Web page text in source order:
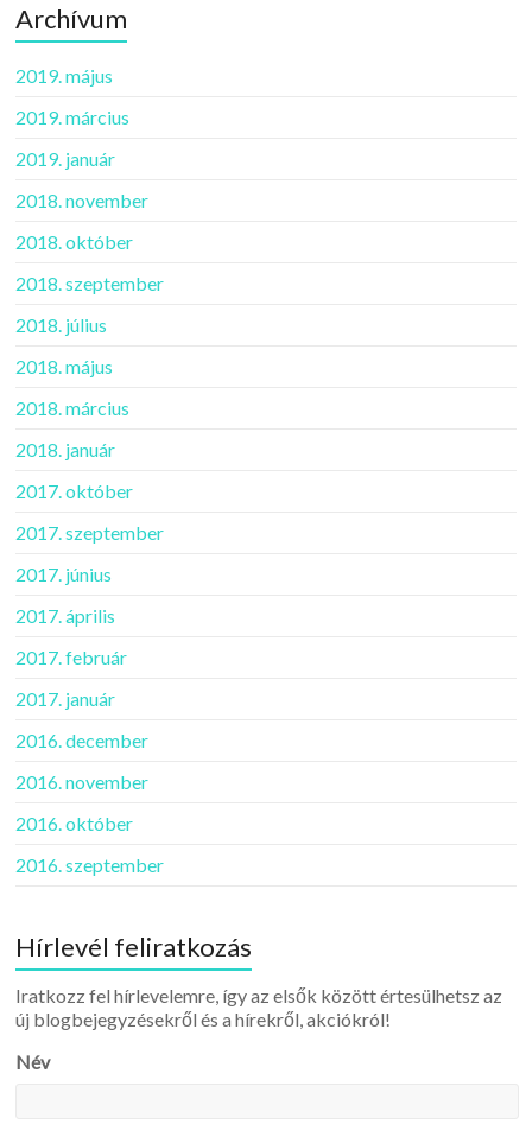
Archívum
2019. május
2019. március
2019. január
2018. november
2018. október
2018. szeptember
2018. július
2018. május
2018. március
2018. január
2017. október
2017. szeptember
2017. június
2017. április
2017. február
2017. január
2016. december
2016. november
2016. október
2016. szeptember
Hírlevél feliratkozás
Iratkozz fel hírlevelemre, így az elsők között értesülhetsz az
új blogbejegyzésekről és a hírekről, akciókról!
Név